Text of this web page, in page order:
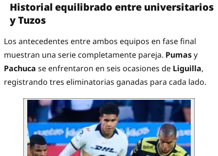
Historial equilibrado entre universitarios
y Tuzos
Los antecedentes entre ambos equipos en fase final
muestran una serie completamente pareja. Pumasy
Pachuca se enfrentaron en seis ocasiones de Liguilla,
registrando tres eliminatorias ganadas para cada lado.